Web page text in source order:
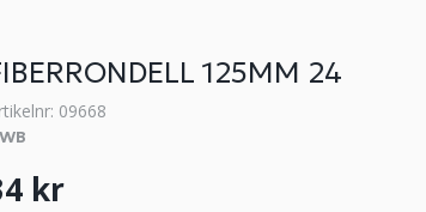
125MM 24
09668
kr